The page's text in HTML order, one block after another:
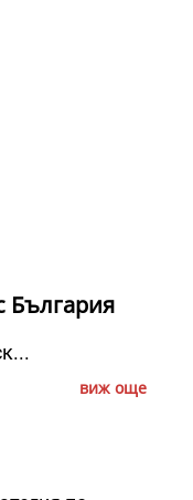
България
виж още